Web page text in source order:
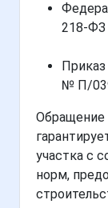
218-ФЗ
№ П/
Обращение
участка с
норм,